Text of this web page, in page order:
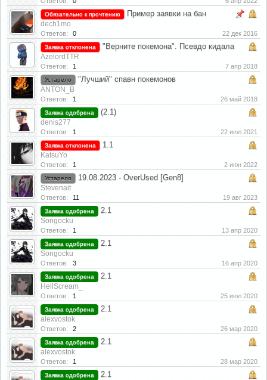
Обязательно к прочтению Пример заявки на бан
dech1mo
Ответов: 0 22 дек 2016
Заявка отклонена "Верните покемона". Псевдо кидала
AzelordTTR
Ответов: 1 7 апр 2018
Устарело "Лучший" спавн покемонов
ANTON_B
Ответов: 1 26 май 2018
Заявка одобрена (2.1)
denis277
Ответов: 1 22 июл 2021
Заявка отклонена 1.1
KatsuYo
Ответов: 1 2 июн 2022
Устарело 19.08.2023 - OverUsed [Gen8]
Stevenait
Ответов: 11 19 авг 2023
Заявка одобрена 2.1
Songocku
Ответов: 1 13 апр 2020
Заявка одобрена 2.1
Songocku
Ответов: 3 16 апр 2020
Заявка одобрена 2.1
HellScream_
Ответов: 1 25 июл 2020
Заявка одобрена 2.1
alexvostok
Ответов: 2 26 мар 2020
Заявка одобрена 2.1
alexvostok
Ответов: 1 28 мар 2020
Заявка одобрена 2.1